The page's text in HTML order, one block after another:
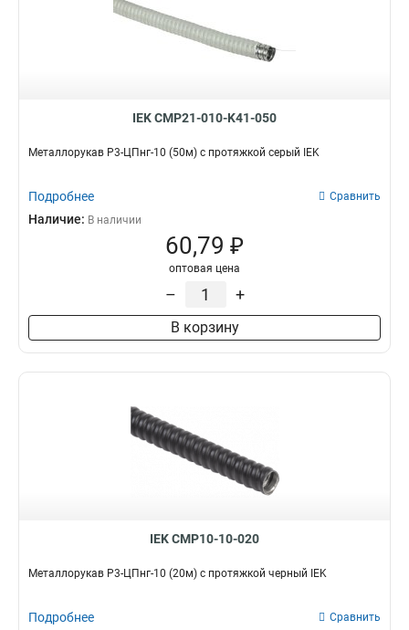
IEK CMP21-010-K41-050
Металлорукав Р3-ЦПнг-10 (50м) с протяжкой серый IEK
Подробнее Сравнить
Наличие: В наличии
60,79 ₽
оптовая цена
– +
В корзину
IEK CMP10-10-020
Металлорукав Р3-ЦПнг-10 (20м) с протяжкой черный IEK
Подробнее Сравнить